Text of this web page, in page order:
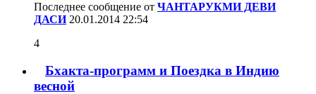
Последнее сообщение от ЧАНТАРУКМИ ДЕВИ
ДАСИ20.01.2014 22:54
4
Бхакта-программ и Поездка в Индию
весной